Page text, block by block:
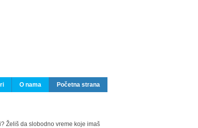
Početna strana
O nama
Želiš da slobodno vreme koje imaš